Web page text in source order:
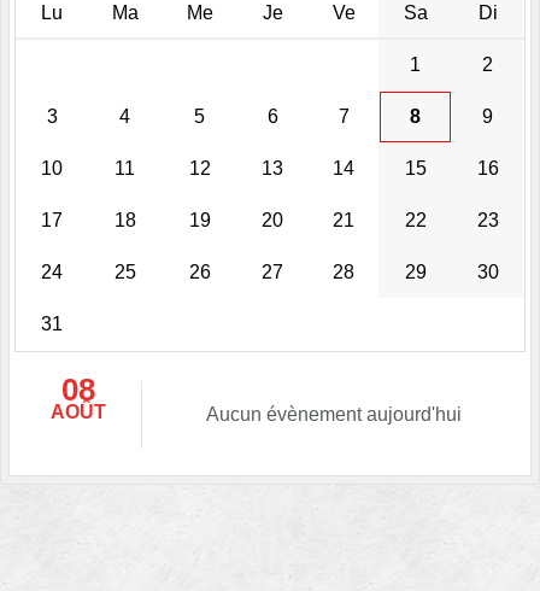
Lu Ma Me Je Ve Sa Di
1 2
3 4 5 6 7 8 9
10 11 12 13 14 15 16
17 18 19 20 21 22 23
24 25 26 27 28 29 30
31
08
AOÛT Aucun évènement aujourd'hui